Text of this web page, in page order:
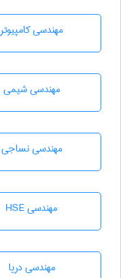
مهندسی كامپيوتر
مهندسي شيمی
مهندسي نساجی
مهندسی HSE
مهندسی دریا